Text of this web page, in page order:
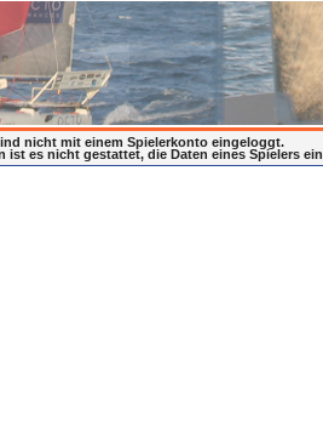
nicht mit einem Spielerkonto eingeloggt.
ist es nicht gestattet, die Daten eines Spielers